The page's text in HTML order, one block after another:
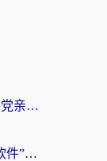
国外可以看央视影音吗知乎？海外党亲测有效的回国加速方案
海外党必看：选对“海外看电视剧软件”，再也不用愁国内剧刷不了